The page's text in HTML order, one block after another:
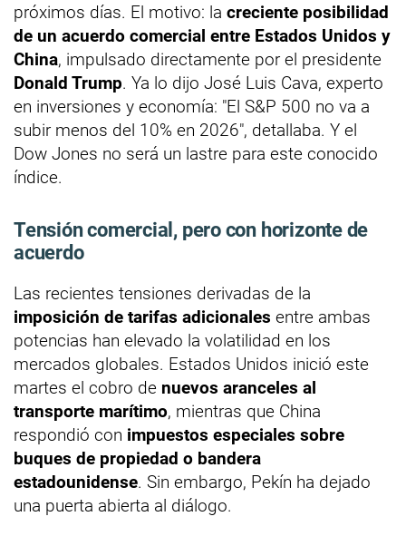
próximos días. El motivo: la creciente posibilidad
de un acuerdo comercial entre Estados Unidos y
China, impulsado directamente por el presidente
Donald Trump. Ya lo dijo José Luis Cava, experto
en inversiones y economía: "El S&P 500 no va a
subir menos del 10% en 2026", detallaba. Y el
Dow Jones no será un lastre para este conocido
índice.
Tensión comercial, pero con horizonte de
acuerdo
Las recientes tensiones derivadas de la
imposición de tarifas adicionales entre ambas
potencias han elevado la volatilidad en los
mercados globales. Estados Unidos inició este
martes el cobro de nuevos aranceles al
transporte marítimo, mientras que China
respondió con impuestos especiales sobre
buques de propiedad o bandera
estadounidense. Sin embargo, Pekín ha dejado
una puerta abierta al diálogo.